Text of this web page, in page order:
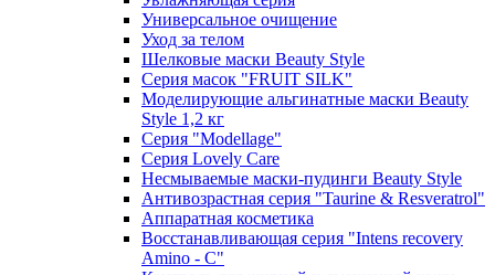
Универсальное очищение
Уход за телом
Шелковые маски Beauty Style
Серия масок "FRUIT SILK"
Моделирующие альгинатные маски Beauty
Style 1,2 кг
Серия "Modellage"
Cерия Lovely Care
Несмываемые маски-пудинги Beauty Style
Антивозрастная серия "Taurine & Resveratrol"
Аппаратная косметика
Восстанавливающая серия "Intens recovery
Amino - C"